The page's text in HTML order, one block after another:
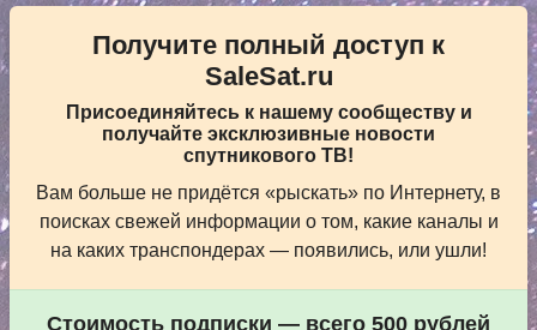
Получите полный доступ к
SaleSat.ru
Присоединяйтесь к нашему сообществу и
получайте эксклюзивные новости
спутникового ТВ!
Вам больше не придётся «рыскать» по Интернету, в
поисках свежей информации о том, какие каналы и
на каких транспондерах — появились, или ушли!
Стоимость подписки — всего 500 рублей